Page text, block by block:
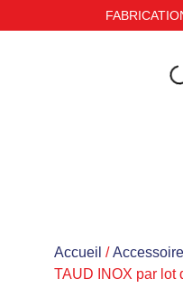
Accueil /
TAUD INOX par lot